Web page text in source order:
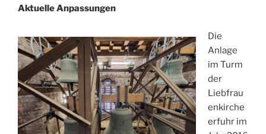
Aktuelle Anpassungen
Die
Anlage
im Turm
der
Liebfrau
enkirche
erfuhr im